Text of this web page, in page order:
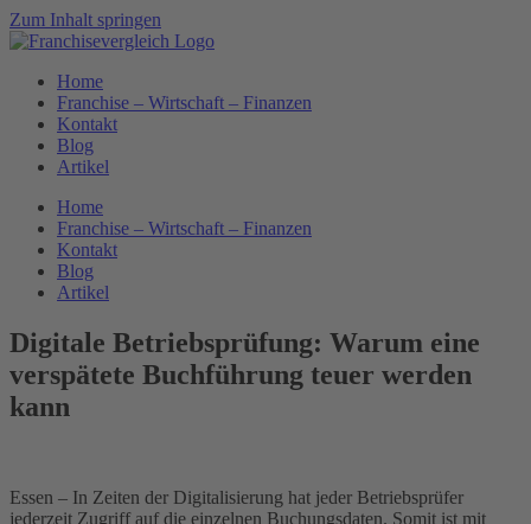
Zum Inhalt springen
Home
Franchise – Wirtschaft – Finanzen
Kontakt
Blog
Artikel
Home
Franchise – Wirtschaft – Finanzen
Kontakt
Blog
Artikel
Digitale Betriebsprüfung: Warum eine
verspätete Buchführung teuer werden
kann
Essen – In Zeiten der Digitalisierung hat jeder Betriebsprüfer
jederzeit Zugriff auf die einzelnen Buchungsdaten. Somit ist mit